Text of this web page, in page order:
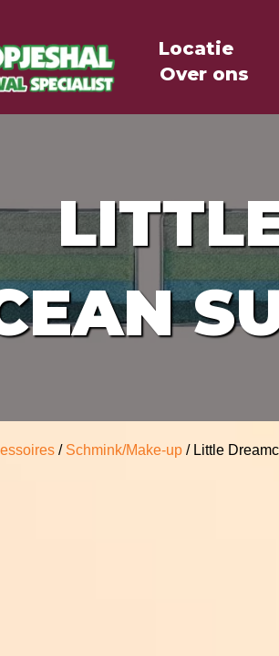
Locatie
Over ons
/ Schmink/Make-up / Little